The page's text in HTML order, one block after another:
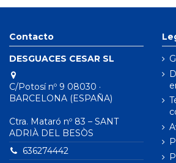
Contacto
DESGUACES CESAR SL
C/Potosí nº 9 08030 ·
BARCELONA (ESPAÑA)
Ctra. Mataró nº 83 – SANT
ADRIÀ DEL BESÒS
636274442